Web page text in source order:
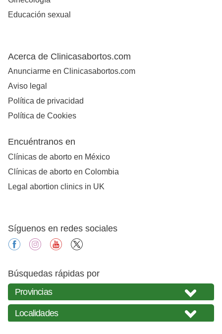
Educación sexual
Acerca de Clinicasabortos.com
Anunciarme en Clinicasabortos.com
Aviso legal
Política de privacidad
Política de Cookies
Encuéntranos en
Clínicas de aborto en México
Clínicas de aborto en Colombia
Legal abortion clinics in UK
Síguenos en redes sociales
facebookinstagramyoutube
Búsquedas rápidas por